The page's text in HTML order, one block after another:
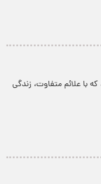
با علائم متفاوت، زندگی